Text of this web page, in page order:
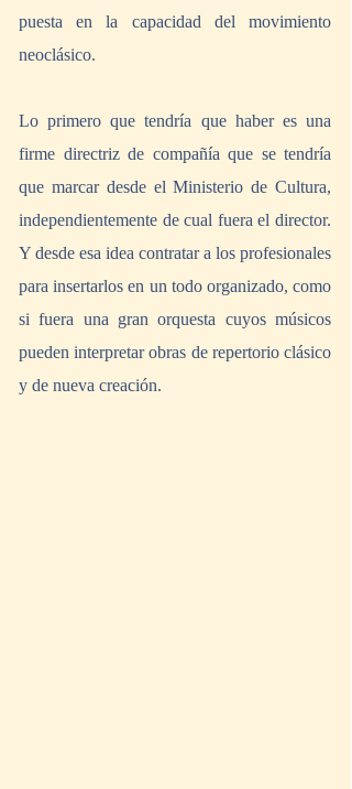
puesta en la capacidad del movimiento
neoclásico.
Lo primero que tendría que haber es una
firme directriz de compañía que se tendría
que marcar desde el Ministerio de Cultura,
independientemente de cual fuera el director.
Y desde esa idea contratar a los profesionales
para insertarlos en un todo organizado, como
si fuera una gran orquesta cuyos músicos
pueden interpretar obras de repertorio clásico
y de nueva creación.